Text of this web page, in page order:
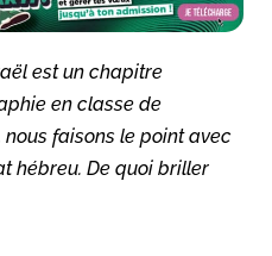
est un chapitre
en classe de
faisons le point avec
hébreu. De quoi briller